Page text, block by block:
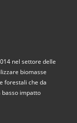
nel settore delle
biomasse
forestali che da
impatto